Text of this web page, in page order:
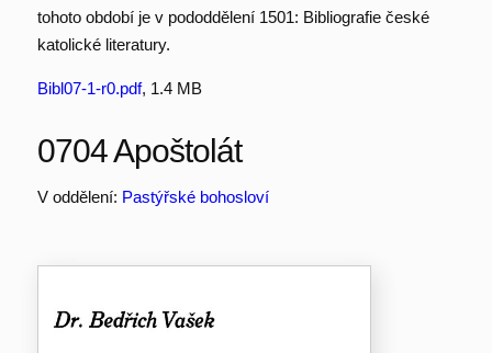
tohoto období je v pododdělení 1501: Bibliografie české
katolické literatury.
Bibl07-1-r0.pdf, 1.4 MB
0704 Apoštolát
V oddělení: Pastýřské bohosloví